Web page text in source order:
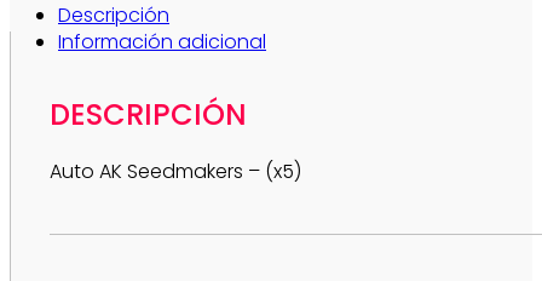
Descripción
Información adicional
DESCRIPCIÓN
Auto AK Seedmakers – (x5)